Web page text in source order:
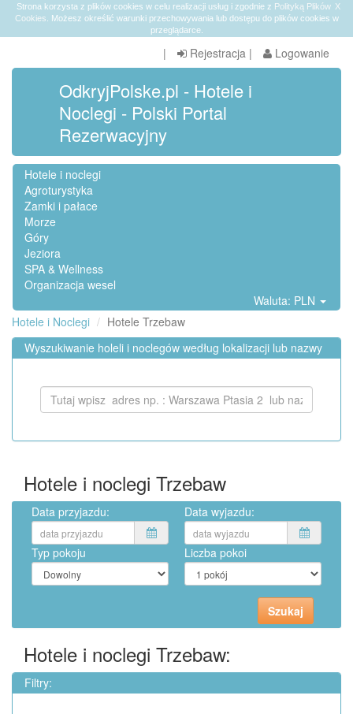
X
Strona korzysta z plików cookies w celu realizacji usług i zgodnie z Polityką Plików
Cookies . Możesz określić warunki przechowywania lub dostępu do plików cookies w
przeglądarce.
| Rejestracja | Logowanie
OdkryjPolske.pl - Hotele i
Noclegi - Polski Portal
Rezerwacyjny
Hotele i noclegi
Agroturystyka
Zamki i pałace
Morze
Góry
Jeziora
SPA & Wellness
Organizacja wesel
Waluta: PLN
Hotele i Noclegi
Hotele Trzebaw
Wyszukiwanie holeli i noclegów według lokalizacji lub nazwy
Hotele i noclegi Trzebaw
Data przyjazdu: Data wyjazdu:
Typ pokoju Liczba pokoi
Hotele i noclegi Trzebaw:
Filtry: